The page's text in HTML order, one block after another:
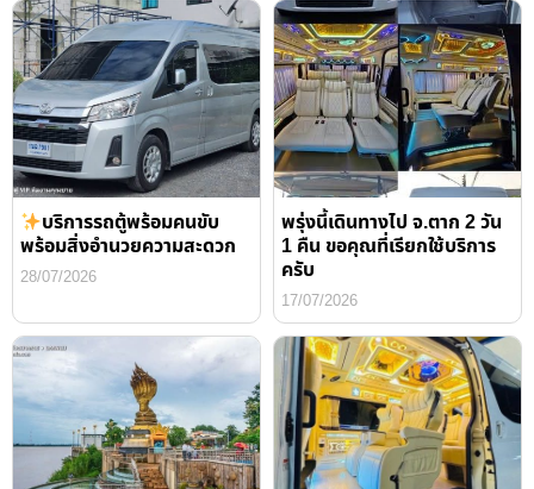
บริการรถตู้พร้อมคนขับ
พร้อมสิ่งอำนวยความสะดวก
28/07/2026
พรุ่งนี้เดินทางไป จ.ตาก 2 วัน
1 คืน ขอคุณที่เรียกใช้บริการ
ครับ
17/07/2026